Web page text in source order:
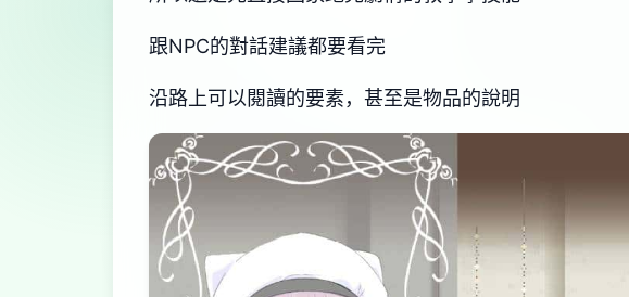
跟NPC的對話建議都要看完
沿路上可以閱讀的要素，甚至是物品的說明